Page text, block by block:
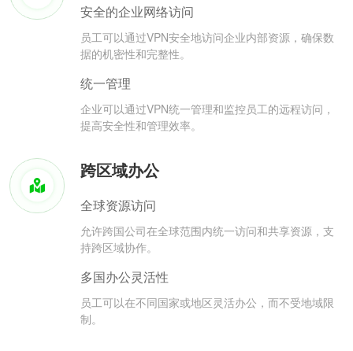
安全的企业网络访问
员工可以通过VPN安全地访问企业内部资源，确保数
据的机密性和完整性。
统一管理
企业可以通过VPN统一管理和监控员工的远程访问，
提高安全性和管理效率。
跨区域办公
全球资源访问
允许跨国公司在全球范围内统一访问和共享资源，支
持跨区域协作。
多国办公灵活性
员工可以在不同国家或地区灵活办公，而不受地域限
制。